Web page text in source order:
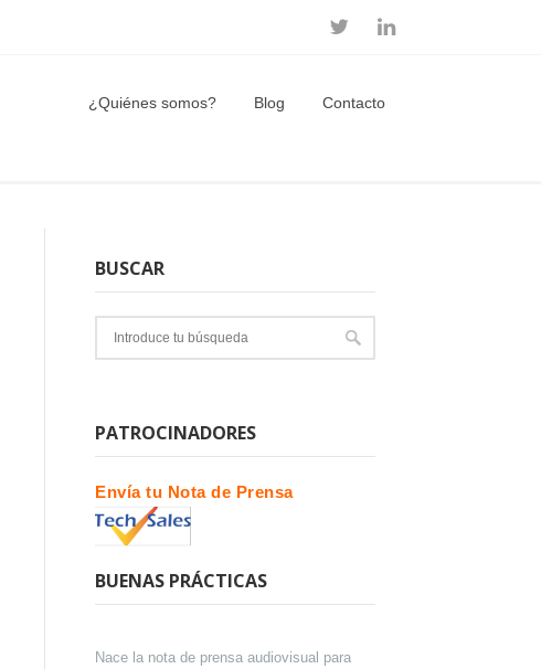
¿Quiénes somos? Blog Contacto
BUSCAR
PATROCINADORES
Envía tu Nota de Prensa
BUENAS PRÁCTICAS
Nace la nota de prensa audiovisual para